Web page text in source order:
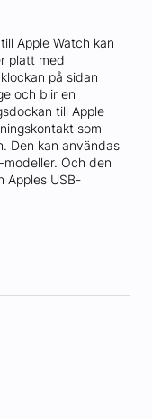
Apple Watch kan
platt med
på sidan
och blir en
till Apple
som
Den kan användas
Och den
Apples USB-